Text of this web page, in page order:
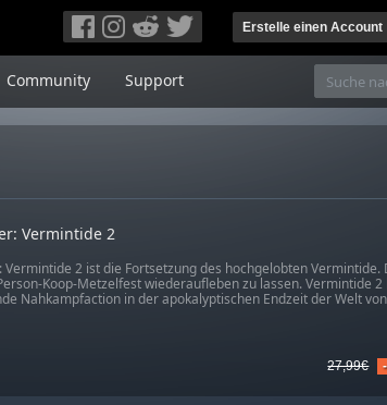
Erstelle einen Account
Community Support
Vermintide 2
2 ist die Fortsetzung des hochgelobten Vermintide.
Koop-Metzelfest wiederaufleben zu lassen. Vermintide
Nahkampfaction in der apokalyptischen Endzeit der Welt
27,99€